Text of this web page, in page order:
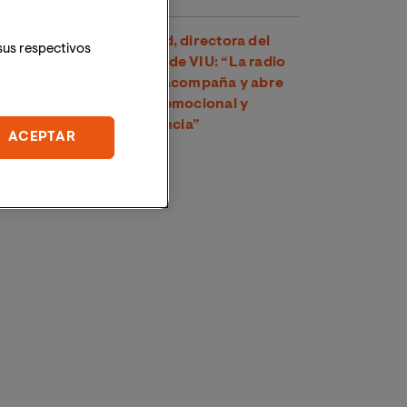
Dra. Amparo Suay Madrid, directora del
Grado en Comunicación de VIU: “La radio
es una voz cercana que acompaña y abre
un espacio de conexión emocional y
psicológica con la audiencia”
respectivos
ACEPTAR